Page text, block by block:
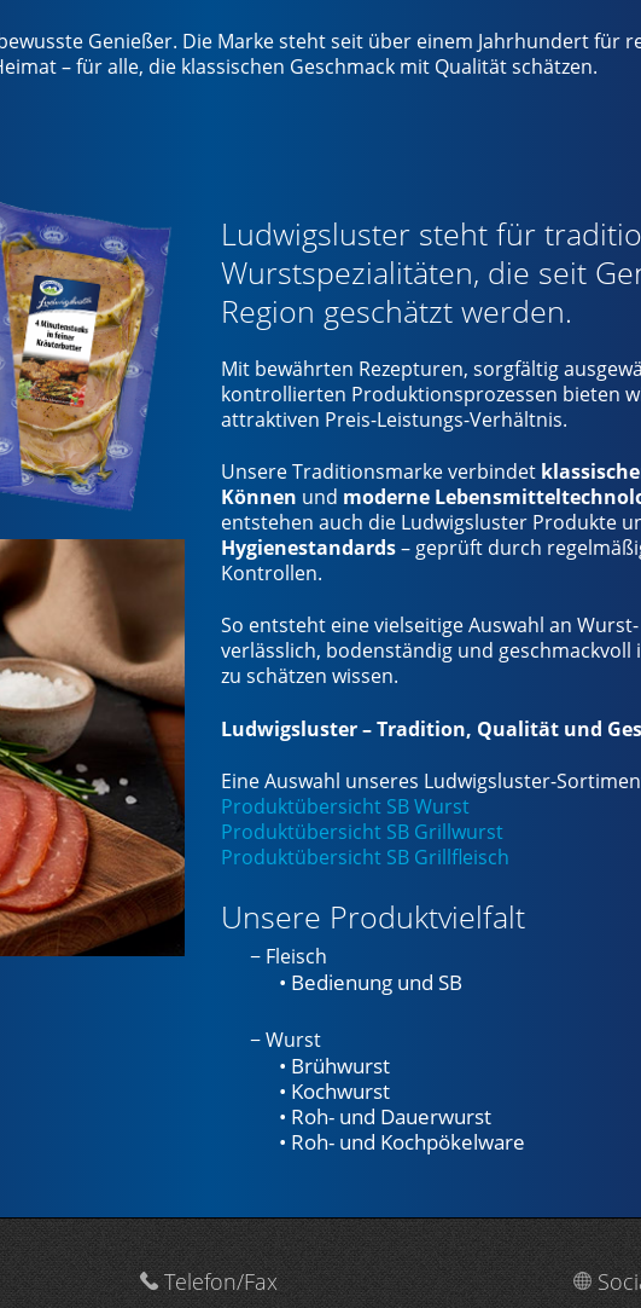
Genießer. Die Marke steht seit über einem Jahrhundert für
– für alle, die klassischen Geschmack mit Qualität schätzen.
Ludwigsluster steht für
Wurstspezialitäten, die seit
Region geschätzt werden.
Mit bewährten Rezepturen, sorgfältig
kontrollierten Produktionsprozessen bieten
attraktiven Preis-Leistungs-Verhältnis.
Unsere Traditionsmarke verbindet
Können und moderne
entstehen auch die Ludwigsluster Produkte
Hygienestandards– geprüft durch
Kontrollen.
So entsteht eine vielseitige Auswahl an
verlässlich, bodenständig und geschmackvoll
zu schätzen wissen.
Ludwigsluster – Tradition, Qualität und
Eine Auswahl unseres Ludwigsluster-
Produktübersicht SB Wurst
Produktübersicht SB Grillwurst
Produktübersicht SB Grillfleisch
Unsere Produktvielfalt
− Fleisch
• Bedienung und SB
− Wurst
• Brühwurst
• Kochwurst
• Roh- und Dauerwurst
• Roh- und Kochpökelware
Telefon/Fax